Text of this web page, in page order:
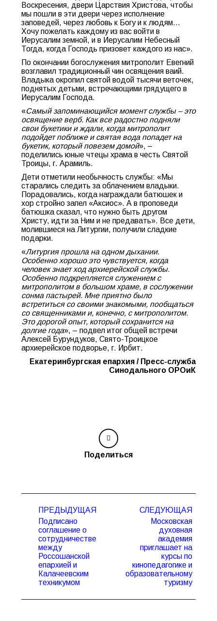
Воскресения, двери Царствия Христова, чтобы
мы пошли в эти двери через исполнение
заповедей, через любовь к Богу и к людям…
Хочу пожелать каждому из вас войти в
Иерусалим земной, и в Иерусалим Небесный
Тогда, когда Господь призовет каждого из нас».
По окончании богослужения митрополит Евегний
возглавил традиционный чин освящения ваий.
Владыка окропил святой водой тысячи веточек,
поднятых детьми, встречающими грядущего в
Иерусалим Господа.
«Самый запоминающийся момент службы – это
освящение верб. Как все радостно подняли
свои букетики и ждали, когда митрополит
подойдет поближе и святая вода попадет на
букетик, который повезем домой», –
поделились юные чтецы храма в честь Святой
Троицы, г. Арамиль.
Дети отметили необычность службы: «Мы
старались следить за облачением владыки.
Порадовались, когда награждали батюшек и
хор стройно запел «Аксиос». А в проповеди
батюшка сказал, что нужно быть другом
Христу, идти за Ним и не предавать». Все дети,
молившиеся на Литургии, получили сладкие
подарки.
«Литургия прошла на одном дыхании.
Особенно хорошо это чувствуется, когда
человек знает ход архиерейской службы.
Особенно подкрепляется служением с
митрополитом в большом храме, в сослужении
сонма пастырей. Мне приятно было
встретиться со своими знакомыми, пообщаться
со священниками и, конечно, с митрополитом.
Это дорогой опыт, который сохранится на
долгие года», – подвел итог общей встречи
Алексей Бурундуков, Свято-Троицкое
архиерейское подворье, г. Ирбит.
Екатеринбургская епархия / Пресс-служба
Синодального ОРОиК
Поделиться
записям
ПРЕДЫДУЩАЯ
Предыдущая
запись:
Подписано
соглашение о
сотрудничестве
между
Россошанской
епархией и
Калачеевским
техникумом
СЛЕДУЮЩАЯ
Следующая
Московская
духовная
академия
приглашает на
курсы по
кинопедагогике и
образовательному
туризму